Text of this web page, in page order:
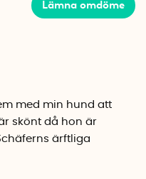
Border Collie
Schäfer
spegelglas.
Lämna omdöme
med min hund att
skönt då hon är
ärftliga